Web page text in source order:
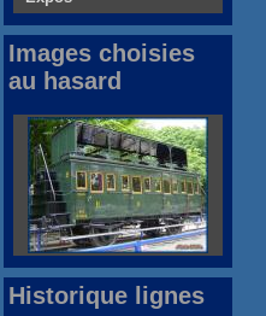
Images choisies
au hasard
Historique lignes